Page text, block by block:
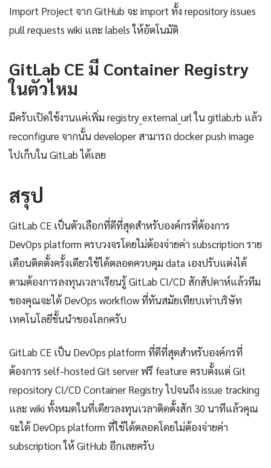
Import Project จาก GitHub จะ import ทั้ง repository issues
pull requests wiki และ labels ให้อัตโนมัติ
GitLab CE มี Container Registry
ในตัวไหม
มีครับเปิดใช้งานแค่เพิ่ม registry_external_url ใน gitlab.rb แล้ว
reconfigure จากนั้น developer สามารถ docker push image
ไปเก็บใน GitLab ได้เลย
สรุป
GitLab CE เป็นตัวเลือกที่ดีที่สุดสำหรับองค์กรที่ต้องการ
DevOps platform ครบวงจรโดยไม่ต้องจ่ายค่า subscription ราย
เดือนติดตั้งครั้งเดียวใช้ได้ตลอดควบคุม data เองปรับแต่งได้
ตามต้องการลงทุนเวลาเรียนรู้ GitLab CI/CD สักสัปดาห์แล้วทีม
ของคุณจะได้ DevOps workflow ที่ทันสมัยเทียบเท่าบริษัท
เทคโนโลยีชั้นนำของโลกครับ
GitLab CE เป็น DevOps platform ที่ดีที่สุดสำหรับองค์กรที่
ต้องการ self-hosted Git server ฟรี feature ครบตั้งแต่ Git
repository CI/CD Container Registry ไปจนถึง issue tracking
และ wiki ทั้งหมดในที่เดียวลงทุนเวลาติดตั้งสัก 30 นาทีแล้วคุณ
จะได้ DevOps platform ที่ใช้ได้ตลอดโดยไม่ต้องจ่ายค่า
subscription ให้ GitHub อีกเลยครับ